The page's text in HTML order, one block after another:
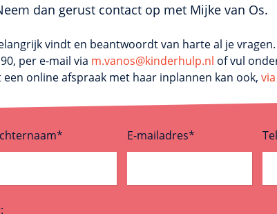
dan gerust contact op met Mijke van Os.
vindt en beantwoordt van harte al je
per e-mail via m.vanos@kinderhulp.nl of vul
online afspraak met haar inplannen kan ook,
* E-mailadres*